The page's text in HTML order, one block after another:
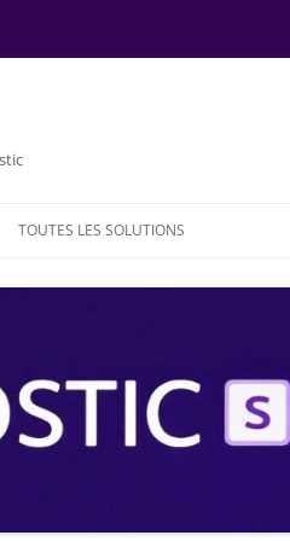
TOUTES LES SOLUTIONS